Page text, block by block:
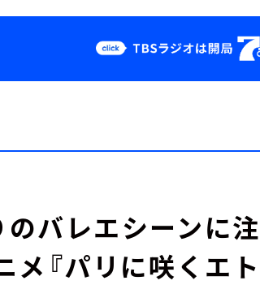
Podcast
バレエシーンに注
メ『パリに咲くエ